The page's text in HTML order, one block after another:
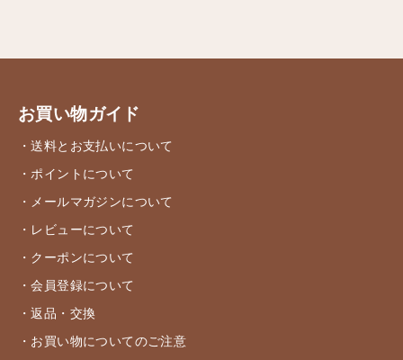
お買い物ガイド
・送料とお支払いについて
・ポイントについて
・メールマガジンについて
・レビューについて
・クーポンについて
・会員登録について
・返品・交換
・お買い物についてのご注意